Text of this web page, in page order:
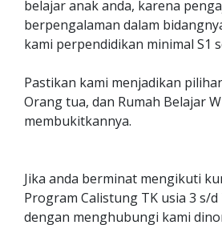
belajar anak anda, karena
berpengalaman dalam
kami perpendidikan minimal S1
Pastikan kami menjadikan
Orang tua, dan Rumah Belajar
membukitkannya.
Jika anda berminat mengikuti
Program Calistung TK usia 3 s/
dengan menghubungi kami